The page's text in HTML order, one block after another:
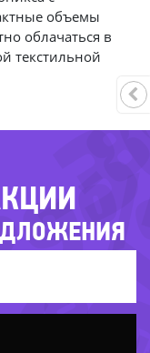
объемы
облачаться в
текстильной
-